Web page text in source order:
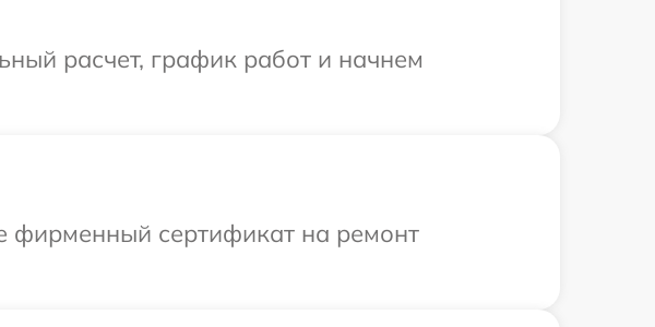
расчет, график работ и начнем
фирменный сертификат на ремонт